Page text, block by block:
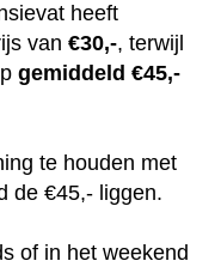
heeft
van €30,-, terwijl
gemiddeld €45,-
te houden met
de €45,- liggen.
of in het weekend